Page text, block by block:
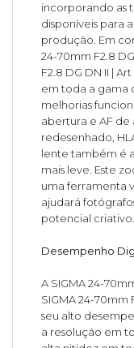
incorporando as
disponíveis para
produção. Em
24-70mm F2.8
F2.8 DG DN II |
em toda a gama
melhorias
abertura e AF
redesenhado,
lente também é
mais leve. Este
uma ferramenta
ajudará
potencial criativo.
Desempenho
A SIGMA 24-
SIGMA 24-70mm
seu alto
a resolução em